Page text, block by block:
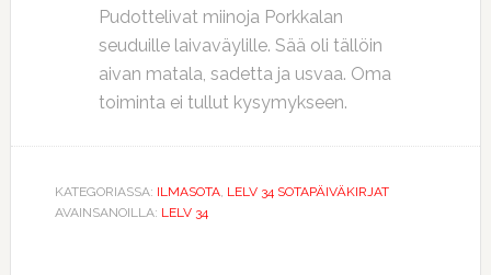
Pudottelivat miinoja Porkkalan
seuduille laivaväylille. Sää oli tällöin
aivan matala, sadetta ja usvaa. Oma
toiminta ei tullut kysymykseen.
KATEGORIASSA: ILMASOTA, LELV 34 SOTAPÄIVÄKIRJAT
AVAINSANOILLA: LELV 34